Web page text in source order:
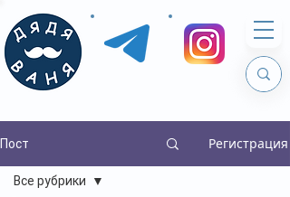
Пост Регистрация
Все рубрики